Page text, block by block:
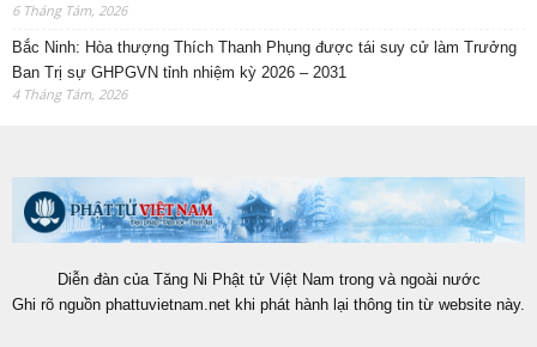
6 Tháng Tám, 2026
Bắc Ninh: Hòa thượng Thích Thanh Phụng được tái suy cử làm Trưởng
Ban Trị sự GHPGVN tỉnh nhiệm kỳ 2026 – 2031
4 Tháng Tám, 2026
Diễn đàn của Tăng Ni Phật tử Việt Nam trong và ngoài nước
Ghi rõ nguồn phattuvietnam.net khi phát hành lại thông tin từ website này.